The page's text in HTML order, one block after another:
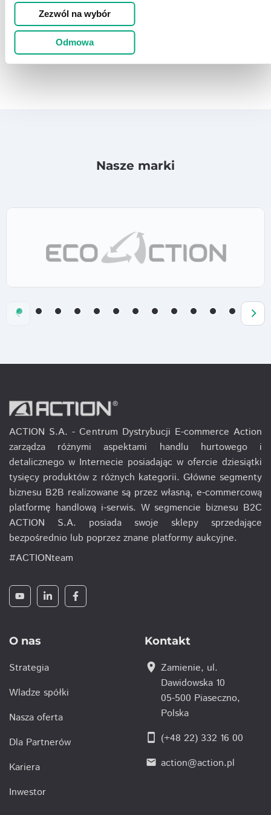
Zezwól na wybór
Odmowa
Nasze marki
ACTION S.A. - Centrum Dystrybucji E-commerce Action
zarządza różnymi aspektami handlu hurtowego i
detalicznego w Internecie posiadając w ofercie dziesiątki
tysięcy produktów z różnych kategorii. Główne segmenty
biznesu B2B realizowane są przez własną, e-commercową
platformę handlową i-serwis. W segmencie biznesu B2C
ACTION S.A. posiada swoje sklepy sprzedające
bezpośrednio lub poprzez znane platformy aukcyjne.
#ACTIONteam
O nas
Strategia
Wladze spółki
Nasza oferta
Dla Partnerów
Kariera
Inwestor
Kontakt
location_on Zamienie, ul.
Dawidowska 10
05-500 Piaseczno,
Polska
smartphone (+48 22) 332 16 00
email action@action.pl